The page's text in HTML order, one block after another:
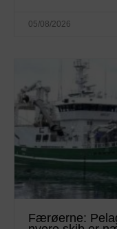
05/08/2026
Færøerne: